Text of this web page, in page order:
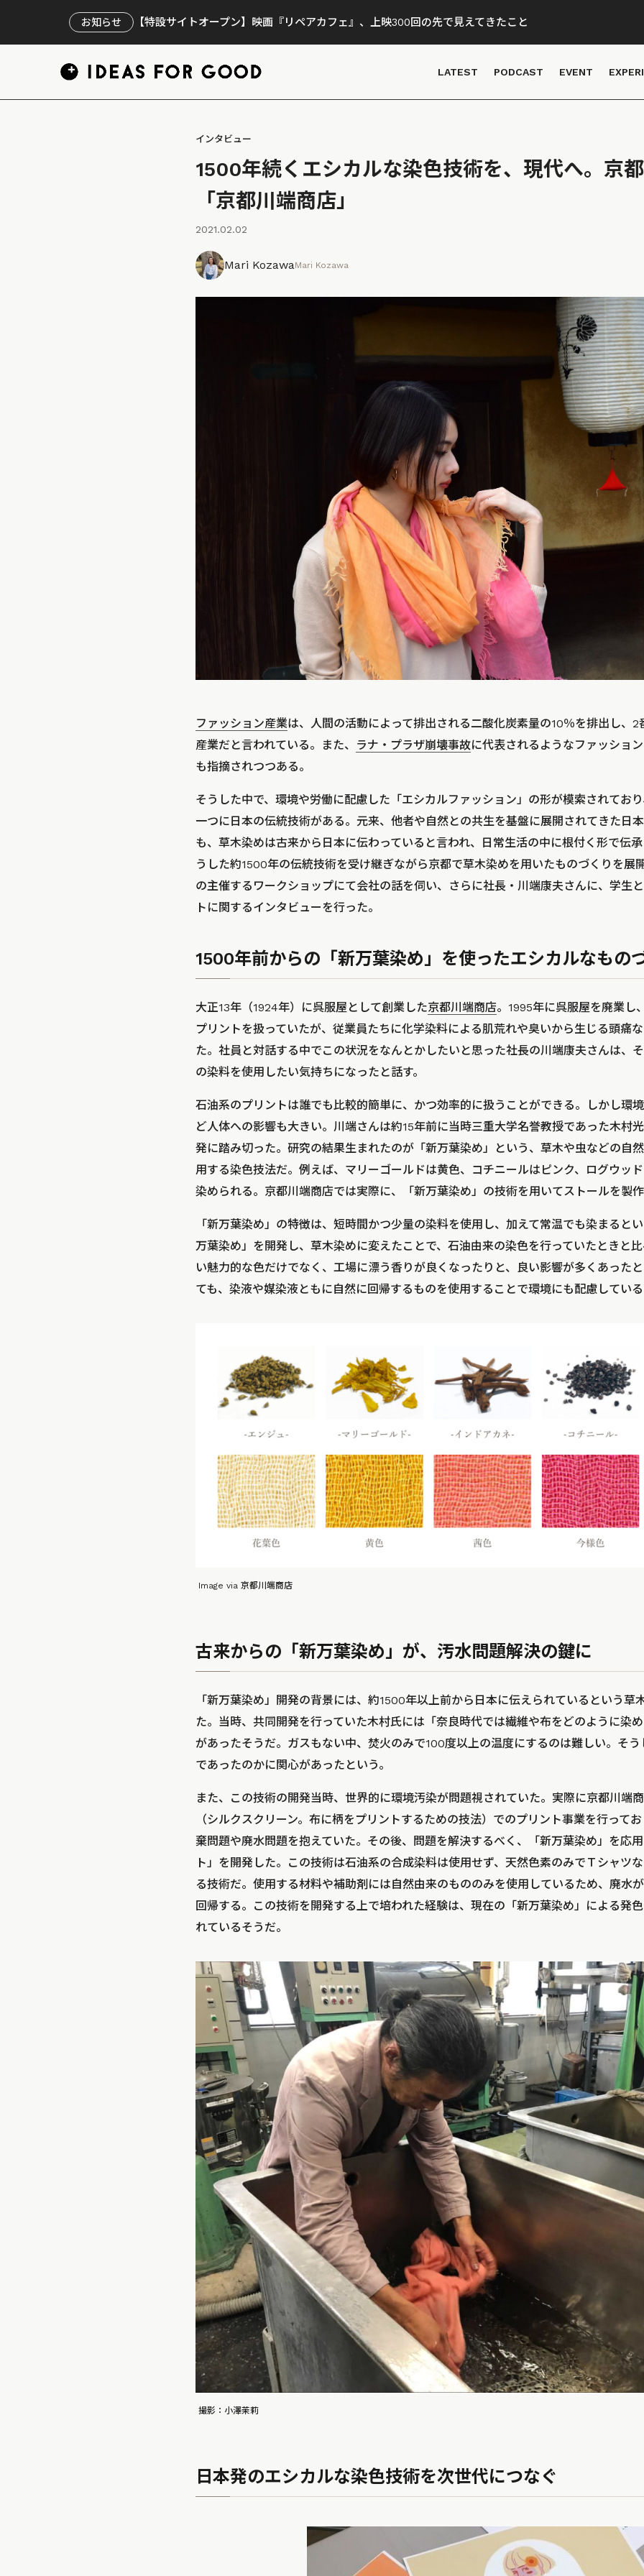
お知らせ 【特設サイトオープン】映画『リペアカフェ』、上映300回の先で見えてきたこと
LATEST PODCAST EVENT
インタビュー
1500年続くエシカルな染色技術を、現代へ。京
「京都川端商店」
2021.02.02
Mari KozawaMari Kozawa
ファッション産業は、人間の活動によって排出される二酸化炭素量の10％を排出し、
産業だと言われている。また、
ラナ・プラザ崩壊事故に代表されるようなファッショ
も指摘されつつある。
そうした中で、環境や労働に配慮した「エシカルファッション」の形が模索されてお
一つに日本の伝統技術がある。元来、他者や自然との共生を基盤に展開されてきた日
も、草木染めは古来から日本に伝わっていると言われ、日常生活の中に根付く形で伝
うした約1500年の伝統技術を受け継ぎながら京都で草木染めを用いたものづくりを展
の主催するワークショップにて会社の話を伺い、さらに社長・川端康夫さんに、学生
トに関するインタビューを行った。
1500年前からの「新万葉染め」を使ったエシカルなもの
大正13年（1924年）に呉服屋として創業した京都川端商店。1995年に呉服屋を廃業し
プリントを扱っていたが、従業員たちに化学染料による肌荒れや臭いから生じる頭痛
た。社員と対話する中でこの状況をなんとかしたいと思った社長の川端康夫さんは、
の染料を使用したい気持ちになったと話す。
石油系のプリントは誰でも比較的簡単に、かつ効率的に扱うことができる。しかし環
ど人体への影響も大きい。川端さんは約15年前に当時三重大学名誉教授であった木村
発に踏み切った。研究の結果生まれたのが「新万葉染め」という、草木や虫などの自
用する染色技法だ。例えば、マリーゴールドは黄色、コチニールはピンク、ログウッ
染められる。京都川端商店では実際に、「新万葉染め」の技術を用いてストールを製
「新万葉染め」の特徴は、短時間かつ少量の染料を使用し、加えて常温でも染まると
万葉染め」を開発し、草木染めに変えたことで、石油由来の染色を行っていたときと
い魅力的な色だけでなく、工場に漂う香りが良くなったりと、良い影響が多くあった
ても、染液や媒染液ともに自然に回帰するものを使用することで環境にも配慮してい
Image via 京都川端商店
古来からの「新万葉染め」が、汚水問題解決の鍵に
「新万葉染め」開発の背景には、約1500年以上前から日本に伝えられているという草
た。当時、共同開発を行っていた木村氏には「奈良時代では繊維や布をどのように染
があったそうだ。ガスもない中、焚火のみで100度以上の温度にするのは難しい。そ
であったのかに関心があったという。
また、この技術の開発当時、世界的に環境汚染が問題視されていた。実際に京都川端
（シルクスクリーン。布に柄をプリントするための技法）でのプリント事業を行って
棄問題や廃水問題を抱えていた。その後、問題を解決するべく、「新万葉染め」を応
ト」を開発した。この技術は石油系の合成染料は使用せず、天然色素のみでＴシャツ
る技術だ。使用する材料や補助剤には自然由来のもののみを使用しているため、廃水
回帰する。この技術を開発する上で培われた経験は、現在の「新万葉染め」による発
れているそうだ。
撮影：小澤茉莉
日本発のエシカルな染色技術を次世代につなぐ